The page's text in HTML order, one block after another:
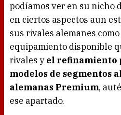
podíamos ver en su nicho
en ciertos aspectos aun
sus rivales alemanes
equipamiento disponible
rivales y el refinamiento
modelos de segmentos
alemanas Premium,
ese apartado.